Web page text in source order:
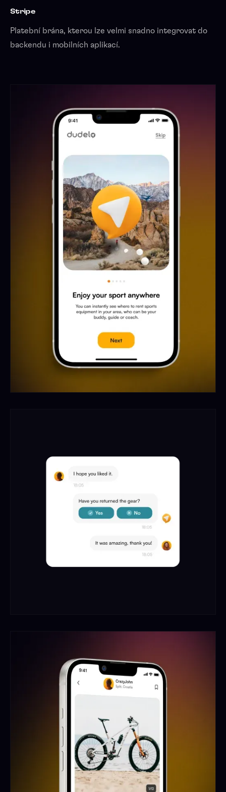
Stripe
Platební brána, kterou lze velmi snadno integrovat do
backendu i mobilních aplikací.